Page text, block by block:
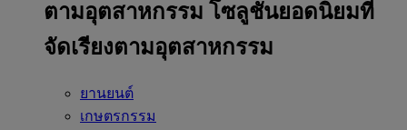
ตามอุตสาหกรรม โซลูชันยอดนิยมที่
จัดเรียงตามอุตสาหกรรม
ยานยนต์
เกษตรกรรม